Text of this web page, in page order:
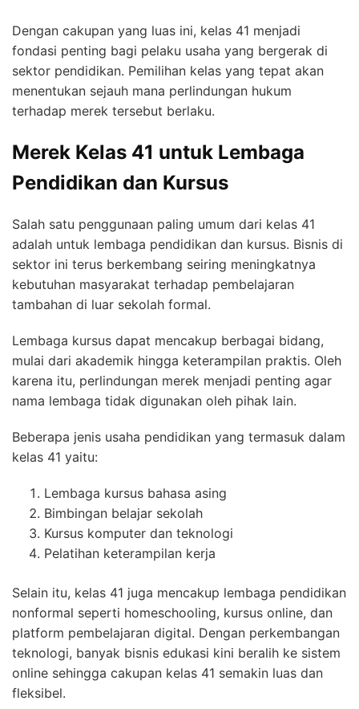
Dengan cakupan yang luas ini, kelas 41 menjadi
fondasi penting bagi pelaku usaha yang bergerak di
sektor pendidikan. Pemilihan kelas yang tepat akan
menentukan sejauh mana perlindungan hukum
terhadap merek tersebut berlaku.
Merek Kelas 41 untuk Lembaga
Pendidikan dan Kursus
Salah satu penggunaan paling umum dari kelas 41
adalah untuk lembaga pendidikan dan kursus. Bisnis di
sektor ini terus berkembang seiring meningkatnya
kebutuhan masyarakat terhadap pembelajaran
tambahan di luar sekolah formal.
Lembaga kursus dapat mencakup berbagai bidang,
mulai dari akademik hingga keterampilan praktis. Oleh
karena itu, perlindungan merek menjadi penting agar
nama lembaga tidak digunakan oleh pihak lain.
Beberapa jenis usaha pendidikan yang termasuk dalam
kelas 41 yaitu:
Lembaga kursus bahasa asing
Bimbingan belajar sekolah
Kursus komputer dan teknologi
Pelatihan keterampilan kerja
Selain itu, kelas 41 juga mencakup lembaga pendidikan
nonformal seperti homeschooling, kursus online, dan
platform pembelajaran digital. Dengan perkembangan
teknologi, banyak bisnis edukasi kini beralih ke sistem
online sehingga cakupan kelas 41 semakin luas dan
fleksibel.